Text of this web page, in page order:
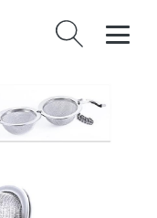
Keresés: